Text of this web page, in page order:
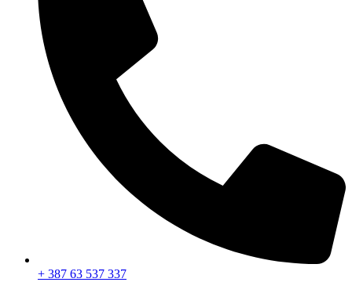
+ 387 63 537 337